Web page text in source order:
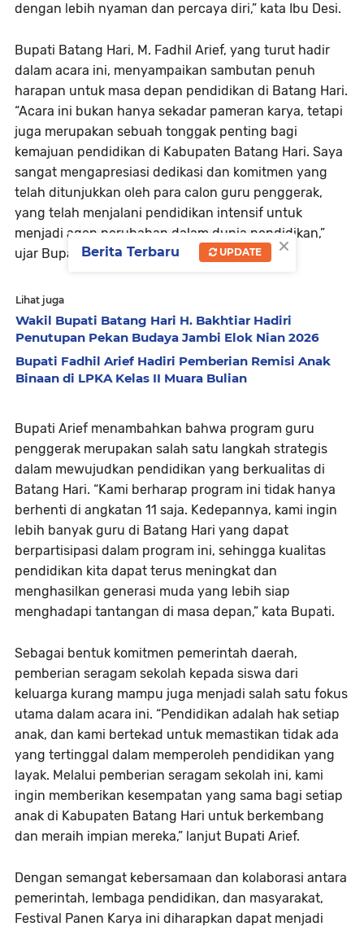
dengan lebih nyaman dan percaya diri,” kata Ibu Desi.
Bupati Batang Hari, M. Fadhil Arief, yang turut hadir
dalam acara ini, menyampaikan sambutan penuh
harapan untuk masa depan pendidikan di Batang Hari.
“Acara ini bukan hanya sekadar pameran karya, tetapi
juga merupakan sebuah tonggak penting bagi
kemajuan pendidikan di Kabupaten Batang Hari. Saya
sangat mengapresiasi dedikasi dan komitmen yang
telah ditunjukkan oleh para calon guru penggerak,
yang telah menjalani pendidikan intensif untuk
menjadi agen perubahan dalam dunia pendidikan,”
ujar Bupati Arief.
Lihat juga
Wakil Bupati Batang Hari H. Bakhtiar Hadiri
Penutupan Pekan Budaya Jambi Elok Nian 2026
Bupati Fadhil Arief Hadiri Pemberian Remisi Anak
Binaan di LPKA Kelas II Muara Bulian
Bupati Arief menambahkan bahwa program guru
penggerak merupakan salah satu langkah strategis
dalam mewujudkan pendidikan yang berkualitas di
Batang Hari. “Kami berharap program ini tidak hanya
berhenti di angkatan 11 saja. Kedepannya, kami ingin
lebih banyak guru di Batang Hari yang dapat
berpartisipasi dalam program ini, sehingga kualitas
pendidikan kita dapat terus meningkat dan
menghasilkan generasi muda yang lebih siap
menghadapi tantangan di masa depan,” kata Bupati.
Sebagai bentuk komitmen pemerintah daerah,
pemberian seragam sekolah kepada siswa dari
keluarga kurang mampu juga menjadi salah satu fokus
utama dalam acara ini. “Pendidikan adalah hak setiap
anak, dan kami bertekad untuk memastikan tidak ada
yang tertinggal dalam memperoleh pendidikan yang
layak. Melalui pemberian seragam sekolah ini, kami
ingin memberikan kesempatan yang sama bagi setiap
anak di Kabupaten Batang Hari untuk berkembang
dan meraih impian mereka,” lanjut Bupati Arief.
Dengan semangat kebersamaan dan kolaborasi antara
pemerintah, lembaga pendidikan, dan masyarakat,
Festival Panen Karya ini diharapkan dapat menjadi
×
Berita Terbaru UPDATE